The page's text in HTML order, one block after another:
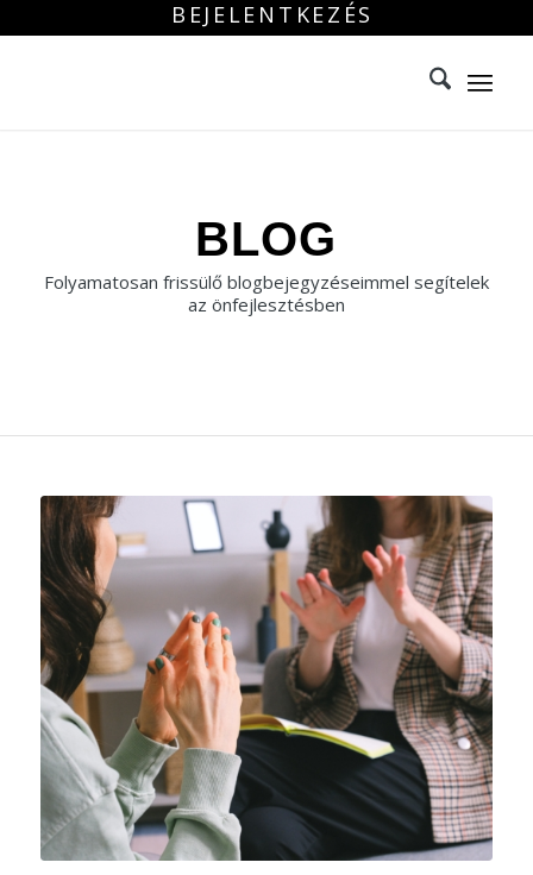
BEJELENTKEZÉS
BLOG
Folyamatosan frissülő blogbejegyzéseimmel segítelek
az önfejlesztésben